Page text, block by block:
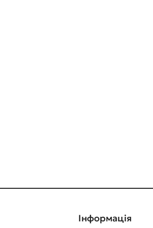
Інформація